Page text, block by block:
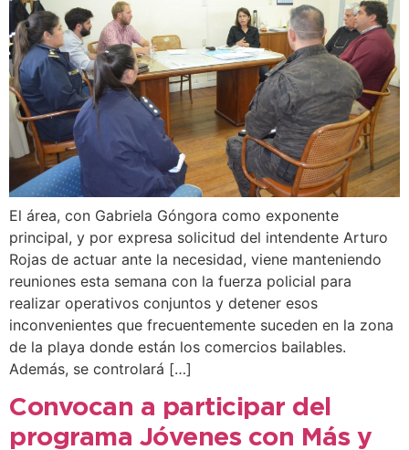
El área, con Gabriela Góngora como exponente
principal, y por expresa solicitud del intendente Arturo
Rojas de actuar ante la necesidad, viene manteniendo
reuniones esta semana con la fuerza policial para
realizar operativos conjuntos y detener esos
inconvenientes que frecuentemente suceden en la zona
de la playa donde están los comercios bailables.
Además, se controlará […]
Convocan a participar del
programa Jóvenes con Más y